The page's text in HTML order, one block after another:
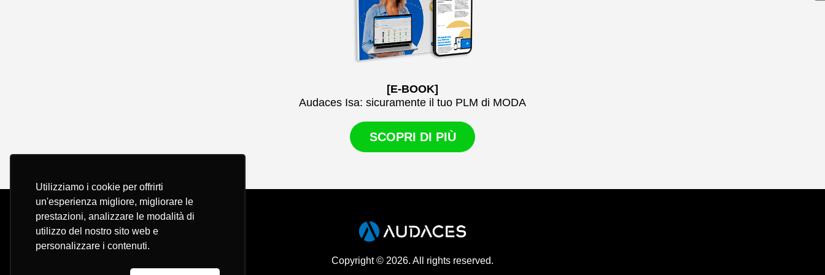
Utilizziamo i cookie per offrirti
un'esperienza migliore, migliorare le
prestazioni, analizzare le modalità di
utilizzo del nostro sito web e
personalizzare i contenuti.
[E-BOOK]
Audaces Isa: sicuramente il tuo PLM di MODA
SCOPRI DI PIÙ
Copyright © 2026. All rights reserved.